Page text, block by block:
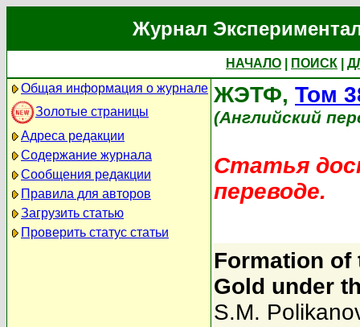
Журнал
НАЧАЛО ПОИСК
Общая информация о журнале
Золотые страницы
Адреса редакции
Содержание журнала
Сообщения редакции
Правила для авторов
Загрузить статью
Проверить статус статьи
ЖЭТФ, Том
(Английский
Статья
переводе.
Formation of
Gold under
S.M.